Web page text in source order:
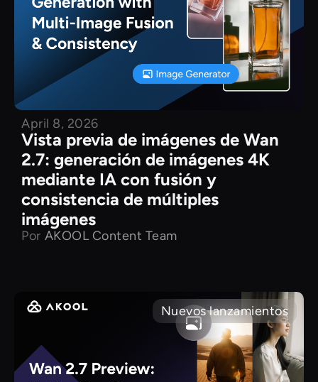
April 8, 2026
Vista previa de imágenes de Wan
2.7: generación de imágenes 4K
mediante IA con fusión y
consistencia de múltiples
imágenes
Por AKOOL Content Team
Nuevos lanzamientos